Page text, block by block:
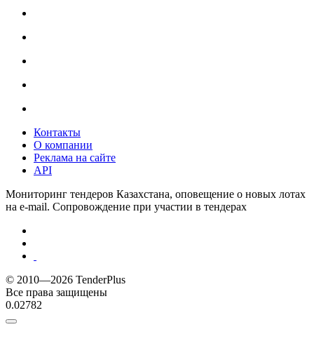
Контакты
О компании
Реклама на сайте
API
Мониторинг тендеров Казахстана, оповещение о новых лотах
на e-mail. Сопровождение при участии в тендерах
© 2010—2026 TenderPlus
Все права защищены
0.02782